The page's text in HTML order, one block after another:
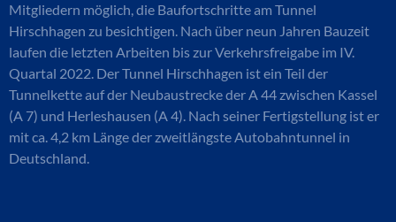
Mitgliedern möglich, die Baufortschritte am Tunnel
Hirschhagen zu besichtigen. Nach über neun Jahren Bauzeit
laufen die letzten Arbeiten bis zur Verkehrsfreigabe im IV.
Quartal 2022. Der Tunnel Hirschhagen ist ein Teil der
Tunnelkette auf der Neubaustrecke der A 44 zwischen Kassel
(A 7) und Herleshausen (A 4). Nach seiner Fertigstellung ist er
mit ca. 4,2 km Länge der zweitlängste Autobahntunnel in
Deutschland.